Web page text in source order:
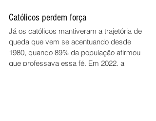
Católicos perdem força
Já os católicos mantiveram a trajetória de
queda que vem se acentuando desde
1980, quando 89% da população afirmou
que professava essa fé. Em 2022, a